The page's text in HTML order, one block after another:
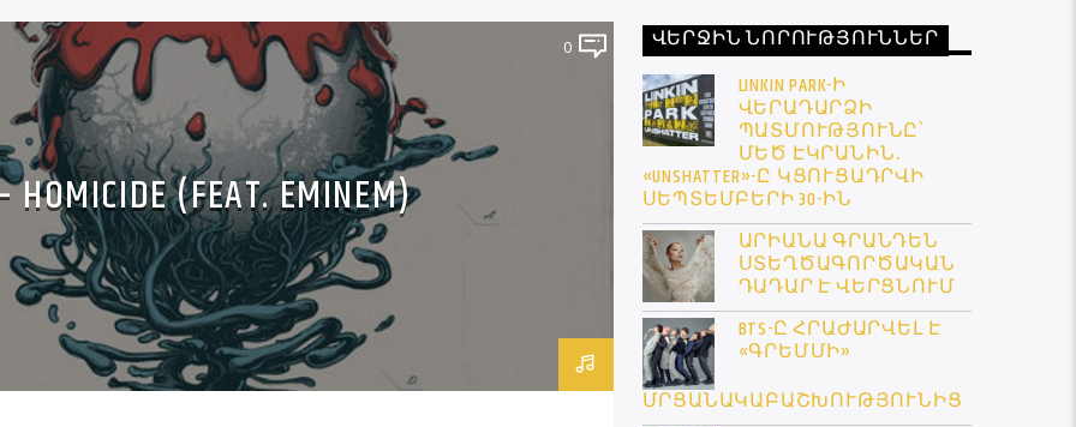
0
HOMICIDE (FEAT. EMINEM)
ՎԵՐՋԻՆ ՆՈՐՈՒԹՅՈՒՆՆԵՐ
LINKIN PARK-Ի
ՎԵՐԱԴԱՐՁԻ
ՊԱՏՄՈՒԹՅՈՒՆԸ՝
ՄԵԾ ԷԿՐԱՆԻՆ․
«UNSHATTER»-Ը ԿՑՈՒՑԱԴՐՎԻ
ՍԵՊՏԵՄԲԵՐԻ 30-ԻՆ
ԱՐԻԱՆԱ ԳՐԱՆԴԵՆ
ՍՏԵՂԾԱԳՈՐԾԱԿԱՆ
ԴԱԴԱՐ Է ՎԵՐՑՆՈՒՄ
BTS-Ը ՀՐԱԺԱՐՎԵԼ Է
«ԳՐԵՄՄԻ»
ՄՐՑԱՆԱԿԱԲԱՇԽՈՒԹՅՈՒՆԻՑ